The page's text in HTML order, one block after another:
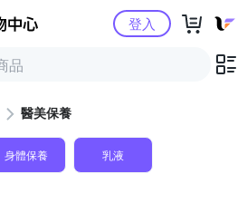
Yahoo購物中心登入
醫美保養
身體保養 乳液